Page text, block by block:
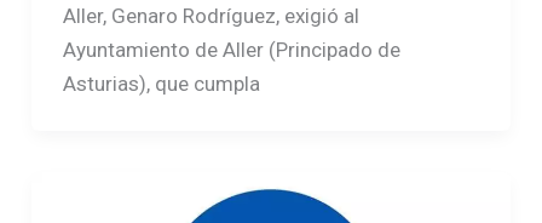
Aller, Genaro Rodríguez, exigió al
Ayuntamiento de Aller (Principado de
Asturias), que cumpla